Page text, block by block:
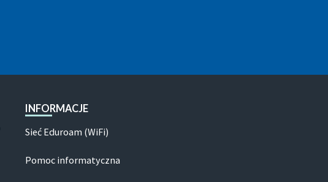
INFORMACJE
Sieć Eduroam (WiFi)
Pomoc informatyczna